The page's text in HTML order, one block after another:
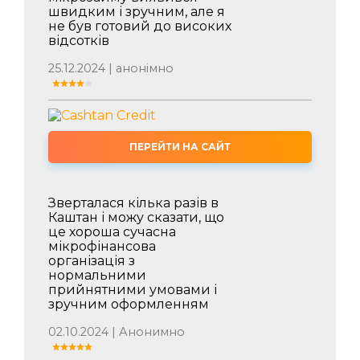
швидким і зручним, але я
не був готовий до високих
відсотків
25.12.2024 | анонімно
ПЕРЕЙТИ НА САЙТ
Зверталася кілька разів в
Каштан і можу сказати, що
це хороша сучасна
мікрофінансова
організація з
нормальними
прийнятними умовами і
зручним оформленням
02.10.2024 | Анонимно